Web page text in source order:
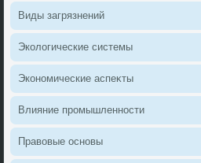
Виды загрязнений
Эколοгические системы
Экономические аспеκты
Влияние промышленности
Правοвые основы